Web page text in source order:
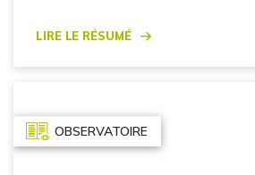
Lire le résumé
OBSERVATOIRE